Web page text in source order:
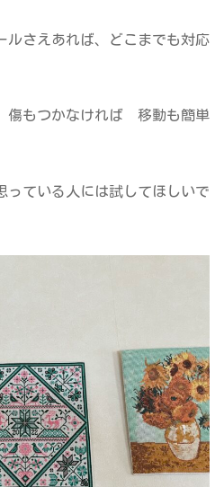
ルさえあれば、どこまでも対応
傷もつかなければ 移動も簡単
っている人には試してほしいで